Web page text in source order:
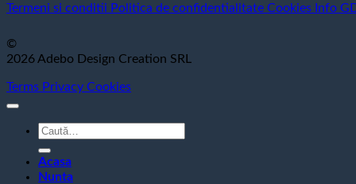
Termeni si conditii Politica de confidentialitate Cookies Info
©
2026 Adebo Design Creation SRL
Terms Privacy Cookies
Caută
după:
Acasa
Nunta